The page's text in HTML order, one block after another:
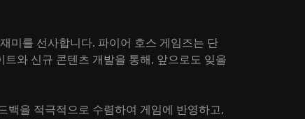
미를 선사합니다. 파이어 호스 게임즈는 단
와 신규 콘텐츠 개발을 통해, 앞으로도 잊을
백을 적극적으로 수렴하여 게임에 반영하고,